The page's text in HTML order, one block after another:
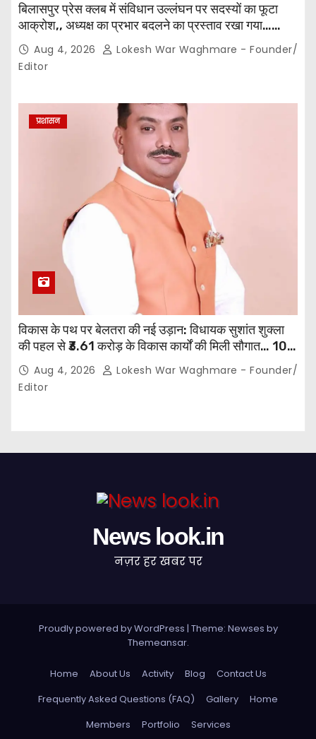
बिलासपुर प्रेस क्लब में संविधान उल्लंघन पर सदस्यों का फूटा
आक्रोश,, अध्यक्ष का प्रभार बदलने का प्रस्ताव रखा गया…
करीब 150 सदस्यों की बैठक में कई अहम प्रस्ताव सर्वसम्मति से
पारित,, पत्रकारों ने कलेक्टर व सहायक पंजीयक को सौंपा
ज्ञापन…
Aug 4, 2026
Lokesh War Waghmare - Founder/
Editor
प्रशासन
विकास के पथ पर बेलतरा की नई उड़ान: विधायक सुशांत शुक्ला
की पहल से ₹3.61 करोड़ के विकास कार्यों की मिली सौगात… 10
गांवों में बनेंगे सामुदायिक भवन,, 11 स्थानों पर सीसी रोड निर्माण को
मिली प्रशासनिक स्वीकृति…
Aug 4, 2026
Lokesh War Waghmare - Founder/
Editor
News look.in
नज़र हर खबर पर
Proudly powered by WordPress | Theme: Newses by
Themeansar.
Home About Us Activity Blog
Contact Us
Frequently Asked Questions (FAQ)
Gallery
Home
Members
Portfolio Services